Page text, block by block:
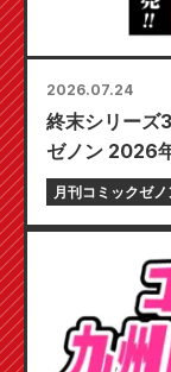
2026.07.24
終末シリーズ
ゼノン 2026
月刊コミックゼノ